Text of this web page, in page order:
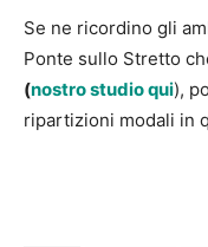
Se ne ricordino gli
Ponte sullo Stretto
(nostro studio qui),
ripartizioni modali in